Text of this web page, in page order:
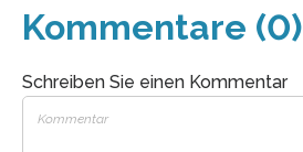
Kommentare (0)
Schreiben Sie einen Kommentar